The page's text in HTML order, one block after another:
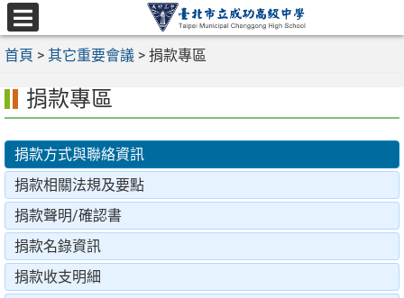
跳
至
主
容
區
選
單
首頁 > 其它重要會議 > 捐款專區
捐款專區
捐款方式與聯絡資訊
捐款相關法規及要點
捐款聲明/確認書
捐款名錄資訊
捐款收支明細